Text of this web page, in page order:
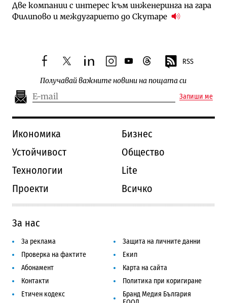
Две компании с интерес към инженеринга на гара
Филипово и междугарието до Скутаре
facebooktwitterlinkedininstagram
youtubethreads RSS
Получавай важните новини на пощата си
Запиши ме
Икономика
Бизнес
Устойчивост
Общество
Технологии
Lite
Проекти
Всичко
За нас
За реклама
Защита на личните данни
Проверка на фактите
Екип
Абонамент
Карта на сайта
Контакти
Политика при коригиране
Етичен кодекс
Бранд Медия България